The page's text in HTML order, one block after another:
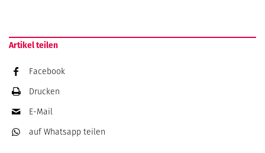
Artikel teilen
Facebook
Drucken
E-Mail
auf Whatsapp teilen